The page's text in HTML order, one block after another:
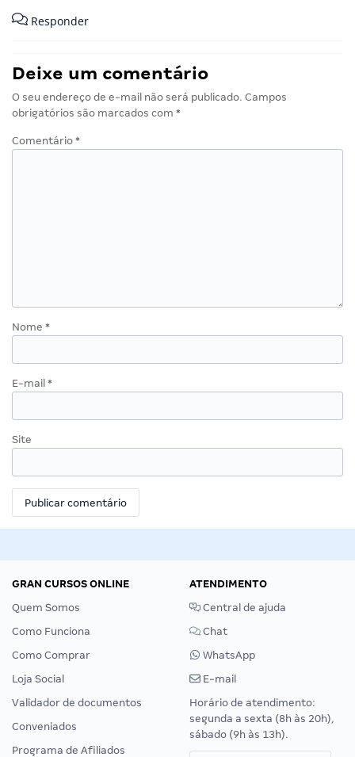
Responder
Deixe um comentário
O seu endereço de e-mail não será publicado. Campos
obrigatórios são marcados com *
Comentário *
Nome *
E-mail *
Site
GRAN CURSOS ONLINE
Quem Somos
Como Funciona
Como Comprar
Loja Social
Validador de documentos
Conveniados
Programa de Afiliados
ATENDIMENTO
Central de ajuda
Chat
WhatsApp
E-mail
Horário de atendimento:
segunda a sexta (8h às 20h),
sábado (9h às 13h).